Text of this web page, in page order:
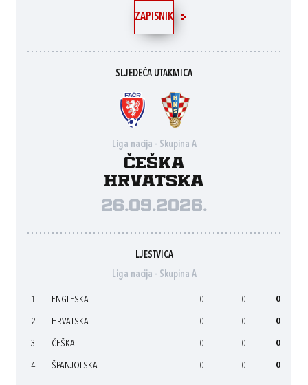
ZAPISNIK
SLJEDEĆA UTAKMICA
Liga nacija - Skupina A
Češka
Hrvatska
26.09.2026.
LJESTVICA
Liga nacija - Skupina A
1. ENGLESKA 0 0 0
2. HRVATSKA 0 0 0
3. ČEŠKA 0 0 0
4. ŠPANJOLSKA 0 0 0